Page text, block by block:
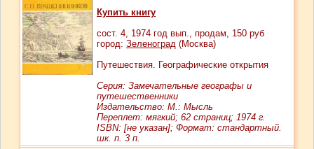
Купить книгу
сост. 4, 1974 год вып., продам, 150 руб
город: Зеленоград (Москва)
Путешествия. Географические открытия
Серия: Замечательные географы и
путешественники
Издательство: М.: Мысль
Переплет: мягкий; 62 страниц; 1974 г.
ISBN: [не указан]; Формат: стандартный.
шк. п. 3 п.